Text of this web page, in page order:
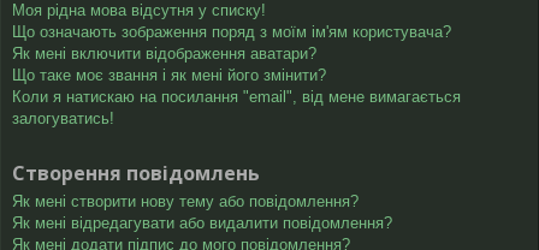
Моя рідна мова відсутня у списку!
Що означають зображення поряд з моїм ім'ям користувача?
Як мені включити відображення аватари?
Що таке моє звання і як мені його змінити?
Коли я натискаю на посилання "email", від мене вимагається
залогуватись!
Створення повідомлень
Як мені створити нову тему або повідомлення?
Як мені відредагувати або видалити повідомлення?
Як мені додати підпис до мого повідомлення?